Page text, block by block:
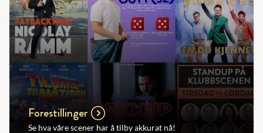
Forestillinger
Se hva våre scener har å tilby akkurat nå!